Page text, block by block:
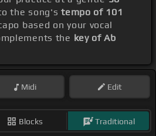
the song'stempo of 101
based on your vocal
the key of Ab
Midi Edit
Blocks Traditional